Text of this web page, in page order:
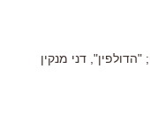
דני מנקין